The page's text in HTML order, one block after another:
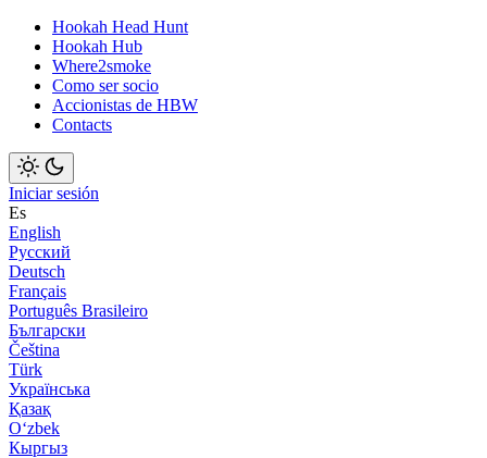
Hookah Head Hunt
Hookah Hub
Where2smoke
Como ser socio
Accionistas de HBW
Contacts
Iniciar sesión
Es
English
Русский
Deutsch
Français
Português Brasileiro
Български
Čeština
Türk
Українська
Қазақ
Оʻzbek
Кыргыз